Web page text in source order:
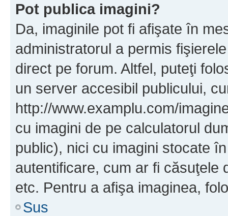
Pot publica imagini?
Da, imaginile pot fi afişate în
administratorul a permis
direct pe forum. Altfel, puteţi
un server accesibil publicului,
http://www.examplu.com/
cu imagini de pe calculatorul
public), nici cu imagini stocate
autentificare, cum ar fi căsuţele
etc. Pentru a afişa imaginea,
Sus